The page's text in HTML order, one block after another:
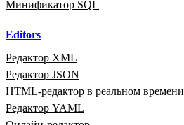
Минификатор SQL
Editors
Редактор XML
Редактор JSON
HTML‑редактор в реальном времени
Редактор YAML